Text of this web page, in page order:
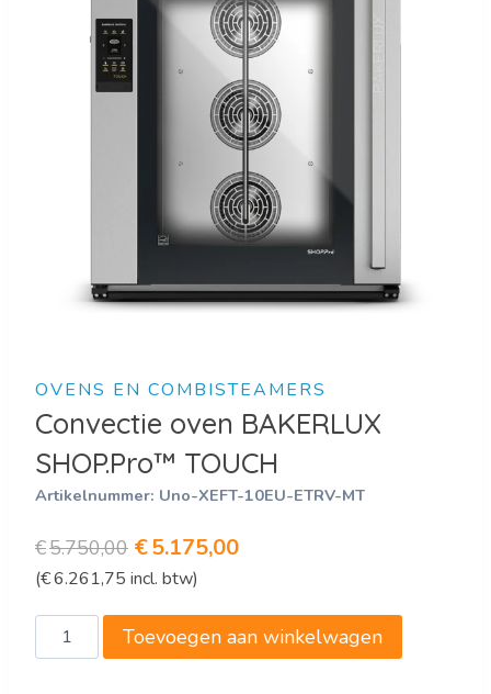
OVENS EN COMBISTEAMERS
Convectie oven BAKERLUX
SHOP.Pro™ TOUCH
Artikelnummer: Uno-XEFT-10EU-ETRV-MT
€5.750,00 Oorspronkelijke
prijs
was:
€5.750,00.
€5.175,00Huidige
is:
€5.175,00.
(€6.261,75 incl. btw)
Convectie
oven
Toevoegen aan winkelwagen